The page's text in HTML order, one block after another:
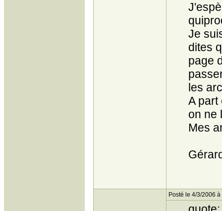
Je
dites
page
les
A part
on ne
Mes
Posté le 4/3/2006